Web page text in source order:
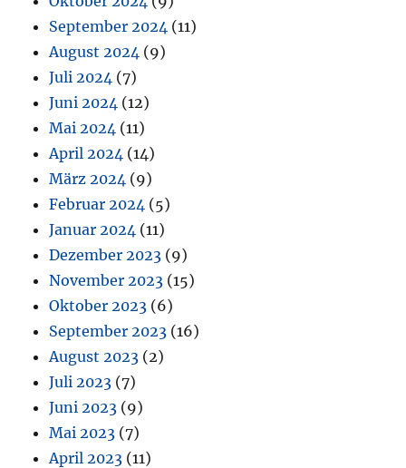
September 2024 (11)
August 2024 (9)
Juli 2024 (7)
Juni 2024 (12)
Mai 2024 (11)
April 2024 (14)
März 2024 (9)
Februar 2024 (5)
Januar 2024 (11)
Dezember 2023 (9)
November 2023 (15)
Oktober 2023 (6)
September 2023 (16)
August 2023 (2)
Juli 2023 (7)
Juni 2023 (9)
Mai 2023 (7)
April 2023 (11)